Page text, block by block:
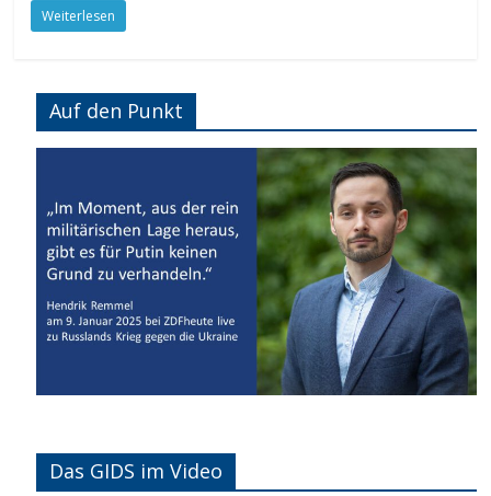
Weiterlesen
Auf den Punkt
Das GIDS im Video